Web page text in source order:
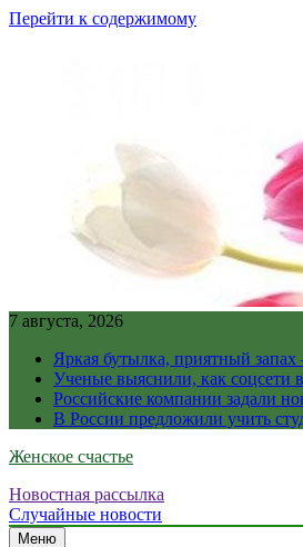
Перейти к содержимому
7 августа, 2026
Яркая бутылка, приятный
Ученые выяснили, как соцсети
Российские компании задали
В России предложили учить
Женское счастье
Новостная рассылка
Случайные новости
Меню